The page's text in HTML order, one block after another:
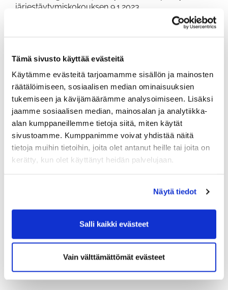
Tämä sivusto käyttää evästeitä
Käytämme evästeitä tarjoamamme sisällön ja mainosten
räätälöimiseen, sosiaalisen median ominaisuuksien
tukemiseen ja kävijämäärämme analysoimiseen. Lisäksi
jaamme sosiaalisen median, mainosalan ja analytiikka-
alan kumppaneillemme tietoja siitä, miten käytät
sivustoamme. Kumppanimme voivat yhdistää näitä
tietoja muihin tietoihin, joita olet antanut heille tai joita on
kerätty, kun olet käyttänyt heidän palvelujaan.
Näytä tiedot
Salli kaikki evästeet
Vain välttämättömät evästeet
järjestäytymiskokouksen 9.1.2023.
Hallituksen uudeksi puheenjohtajaksi valittiin Juha